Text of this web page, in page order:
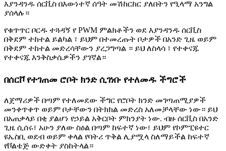
እያንዳንዱ ሰርቪስ በእውነተኛ ሰዓት መሽከርከር ያለበትን የዒላማ አንግል
ያሰላሉ።
የቁጥጥር ቦርዱ ተጓዳኝ የ PWM ምልክቶችን ወደ እያንዳንዱ ሰርቪስ
በቅደም ተከተል ይልካል ፣ ይህም በተመረጡት ቦታዎች በአንድ ጊዜ ወይም
በቅደም ተከተል መድረሳቸውን ያረጋግጣል ። ይህ ለስላሳ ፣ የተቀናጁ
የተቀናጁ እንቅስቃሴዎችን ያገኛል።
በሰርቮ የተገጠመ ሮቦት ክንድ ሲገነቡ የተለመዱ ችግሮች
ለጀማሪዎች በጣም የተለመደው ችግር የሮቦት ክንድ መገጣጠሚያዎች
መንቀጥቀጥ ወይም ቦታቸውን በትክክል መድረስ አለመቻላቸው ነው። ይህ
በአጠቃላይ በቂ ያልሆነ የኃይል አቅርቦት ምክንያት ነው. ብዙ ሰርቪስ በአንድ
ጊዜ ሲሰሩ፣ አሁን ያለው ስዕል በጣም ከፍተኛ ነው፣ ይህም የኮምፒዩተር
ዩኤስቢ ወደብ ወይም ቀላል የባትሪ ጥቅል ሊያሟላ ስለማይችል ከፍተኛ
የቮልቴጅ ውድቀት ያስከትላል።